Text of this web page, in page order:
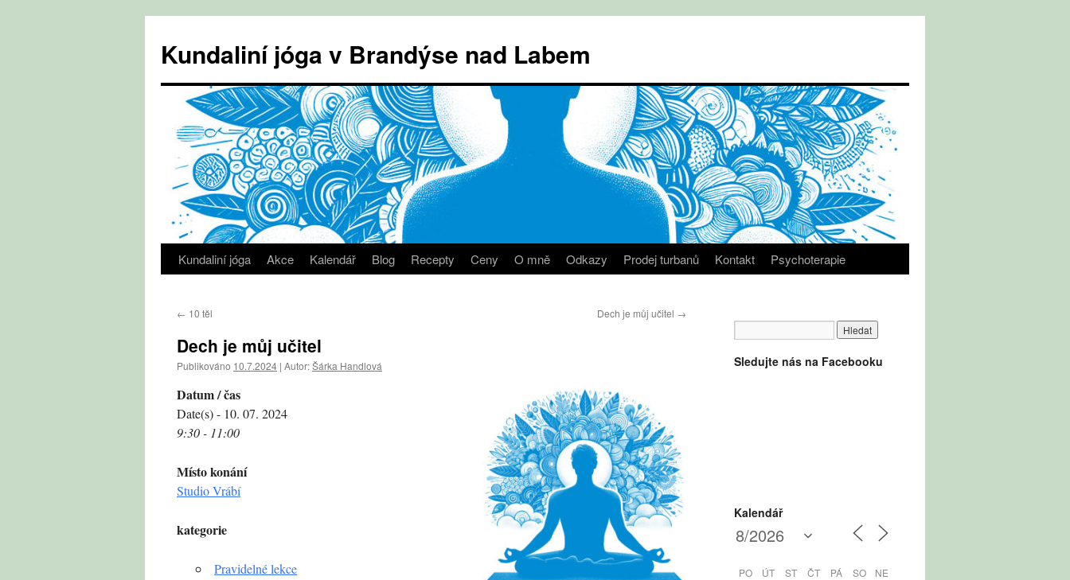
obsahu
webu
Kundaliní jóga v Brandýse nad Labem
Kundaliní jóga Akce Kalendář Blog Recepty Ceny O mně Odkazy Prodej turbanů Kontakt Psychoterapie
← 10 těl Dech je můj učitel →
Dech je můj učitel
Publikováno 10.7.2024 | Autor:Šárka Handlová
Datum / čas
Date(s) - 10. 07. 2024
9:30 - 11:00
Místo konání
Studio Vrábí
kategorie
Pravidelné lekce
Sledujte nás na Facebooku
Kalendář
PO ÚT ST ČT PÁ SO NE